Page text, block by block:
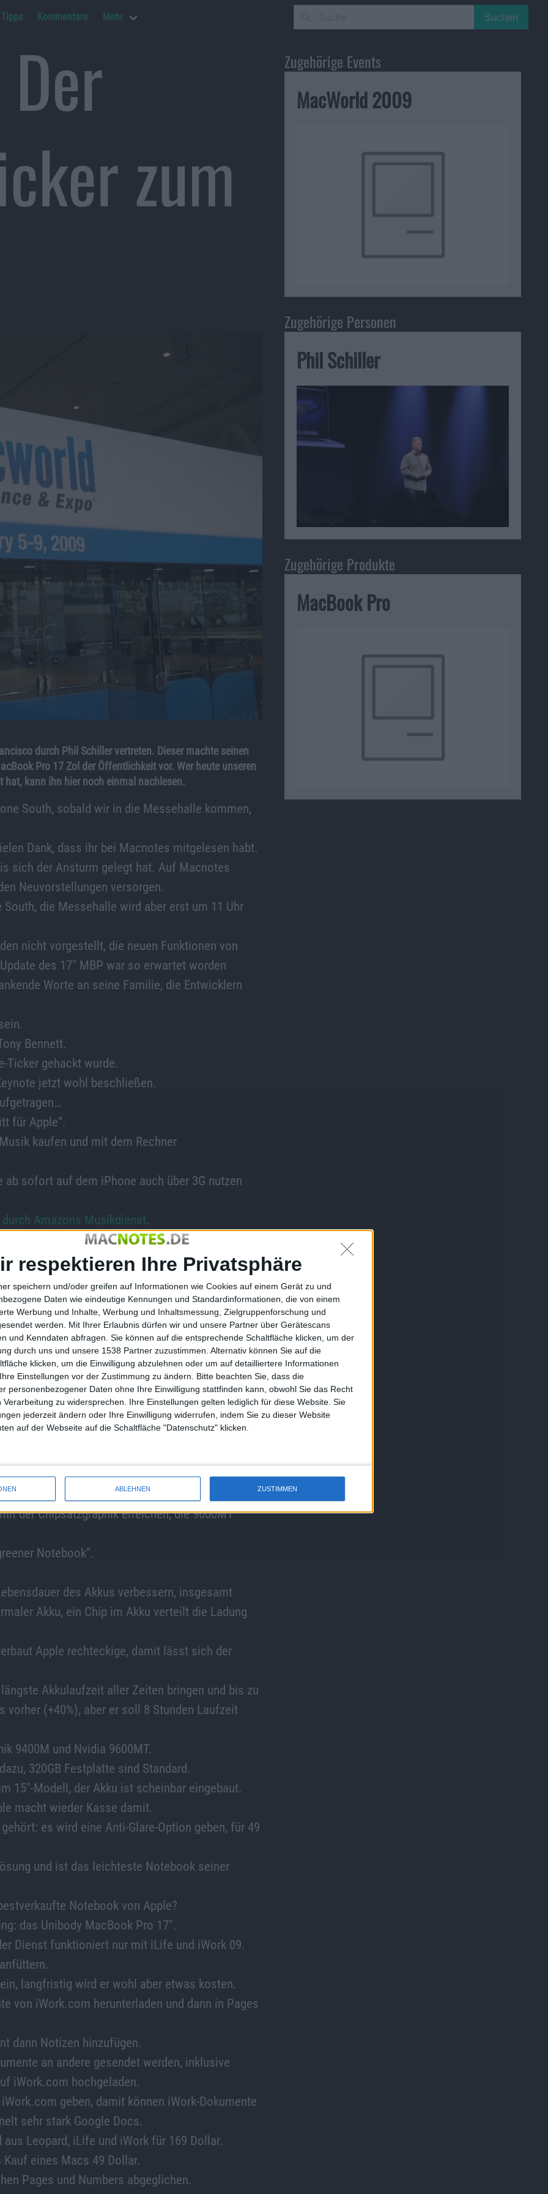
respektieren Ihre Privatsphäre
speichern und/oder greifen auf Informationen wie Cookies auf einem Gerät zu und
Daten wie eindeutige Kennungen und Standardinformationen, die von einem
Werbung und Inhalte, Werbung und Inhaltsmessung, Zielgruppenforschung und
werden.
Mit Ihrer Erlaubnis dürfen wir und unsere Partner über Gerätescans
und Kenndaten abfragen. Sie können auf die entsprechende Schaltfläche klicken, um der
durch uns und unsere 1538 Partner zuzustimmen. Alternativ können Sie auf die
klicken, um die Einwilligung abzulehnen oder um auf detailliertere Informationen
Einstellungen vor der Zustimmung zu ändern.
Bitte beachten Sie, dass die
personenbezogener Daten ohne Ihre Einwilligung stattfinden kann, obwohl Sie das Recht
Verarbeitung zu widersprechen. Ihre Einstellungen gelten lediglich für diese Website. Sie
jederzeit ändern oder Ihre Einwilligung widerrufen, indem Sie zu dieser Website
auf der Webseite auf die Schaltfläche "Datenschutz" klicken.
ABLEHNEN ZUSTIMMEN
Tipps Kommentare Mehr Suchen
zum
durch Phil Schiller vertreten. Dieser machte seinen
Pro 17 Zol der Öffentlichkeit vor. Wer heute unseren
hat, kann ihn hier noch einmal nachlesen.
South, sobald wir in die Messehalle kommen,
Dank, dass ihr bei Macnotes mitgelesen habt.
sich der Ansturm gelegt hat. Auf Macnotes
Neuvorstellungen versorgen.
die Messehalle wird aber erst um 11 Uhr
nicht vorgestellt, die neuen Funktionen von
des 17″ MBP war so erwartet worden
Worte an seine Familie, die Entwicklern
Bennett.
Ticker gehackt wurde.
jetzt wohl beschließen.
für Apple“.
kaufen und mit dem Rechner
sofort auf dem iPhone auch über 3G nutzen
durch Amazons Musikdienst.
des Quartals folgen, denn das Ziel ist es alle
angebotenen Songs DRM-frei, immerhin 8
Cent geben.
sich in einer Spanne von 69 Cent bis 1,29
im Netz.
10 Millionen sind verfügbar.
thing“: iTunes.
Reihe“.
für das 17″ gezeigt.
geben, 4GB RAM, 2,66GHz Core 2 Duo,
der Chipsatzgraphik erreichen, die 9600MT
Notebook“.
des Akkus verbessern, insgesamt
Akku, ein Chip im Akku verteilt die Ladung
Apple rechteckige, damit lässt sich der
Akkulaufzeit aller Zeiten bringen und bis zu
(+40%), aber er soll 8 Stunden Laufzeit
9400M und Nvidia 9600MT.
320GB Festplatte sind Standard.
15″-Modell, der Akku ist scheinbar eingebaut.
macht wieder Kasse damit.
es wird eine Anti-Glare-Option geben, für 49
und ist das leichteste Notebook seiner
Notebook von Apple?
das Unibody MacBook Pro 17″.
Dienst funktioniert nur mit iLife und iWork 09.
langfristig wird er wohl aber etwas kosten.
von iWork.com herunterladen und dann in Pages
dann Notizen hinzufügen.
an andere gesendet werden, inklusive
iWork.com hochgeladen.
geben, damit können iWork-Dokumente
sehr stark Google Docs.
Leopard, iLife und iWork für 169 Dollar.
Kauf eines Macs 49 Dollar.
Pages und Numbers abgeglichen.
Zugehörige Events
MacWorld 2009
Zugehörige Personen
Phil Schiller
Zugehörige Produkte
MacBook Pro